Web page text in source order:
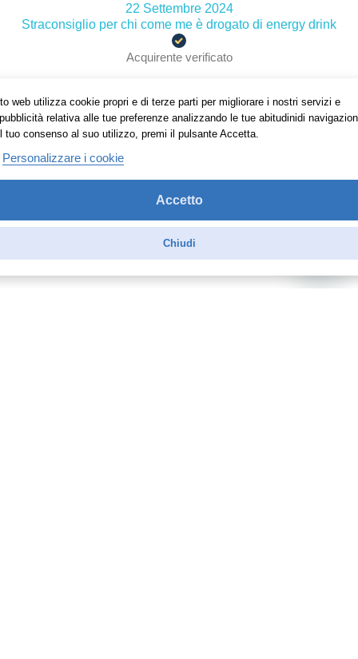
22 Settembre 2024
Straconsiglio per chi come me è drogato di energy drink
Acquirente verificato
05 Settembre 2024
Lo uso da anni e qui si trova sempre a prezzo vantaggioso
Ottima fragranza buonissimo e fresco. Ottima esperienza.
Acquirente verificato
web utilizza cookie propri e di terze parti per migliorare i nostri servizi e
relativa alle tue preferenze analizzando le tue abitudinidi
tuo consenso al suo utilizzo, premi il pulsante Accetta.
Personalizzare i cookie
Accetto
Chiudi